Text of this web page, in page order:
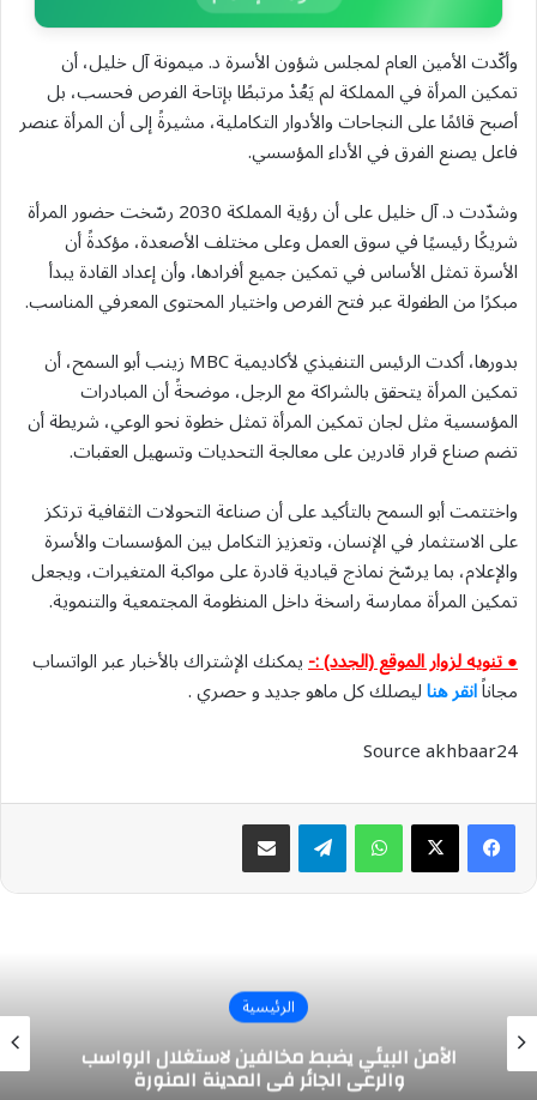
وأكّدت الأمين العام لمجلس شؤون الأسرة د. ميمونة آل خليل، أن
تمكين المرأة في المملكة لم يَعُدْ مرتبطًا بإتاحة الفرص فحسب، بل
أصبح قائمًا على النجاحات والأدوار التكاملية، مشيرةً إلى أن المرأة عنصر
فاعل يصنع الفرق في الأداء المؤسسي.
وشدّدت د. آل خليل على أن رؤية المملكة 2030 رسّخت حضور المرأة
شريكًا رئيسيًا في سوق العمل وعلى مختلف الأصعدة، مؤكدةً أن
الأسرة تمثل الأساس في تمكين جميع أفرادها، وأن إعداد القادة يبدأ
مبكرًا من الطفولة عبر فتح الفرص واختيار المحتوى المعرفي المناسب.
بدورها، أكدت الرئيس التنفيذي لأكاديمية MBC زينب أبو السمح، أن
تمكين المرأة يتحقق بالشراكة مع الرجل، موضحةً أن المبادرات
المؤسسية مثل لجان تمكين المرأة تمثل خطوة نحو الوعي، شريطة أن
تضم صناع قرار قادرين على معالجة التحديات وتسهيل العقبات.
واختتمت أبو السمح بالتأكيد على أن صناعة التحولات الثقافية ترتكز
على الاستثمار في الإنسان، وتعزيز التكامل بين المؤسسات والأسرة
والإعلام، بما يرسّخ نماذج قيادية قادرة على مواكبة المتغيرات، ويجعل
تمكين المرأة ممارسة راسخة داخل المنظومة المجتمعية والتنموية.
● تنويه لزوار الموقع (الجدد) :-يمكنك الإشتراك بالأخبار عبر الواتساب
مجاناًانقر هناليصلك كل ماهو جديد و حصري .
Source akhbaar24
واتسابتيلقرام مشاركة عبر البريد
الرئيسية
الأمن البيئي يضبط مخالفين لاستغلال الرواسب
والرعي الجائر في المدينة المنورة